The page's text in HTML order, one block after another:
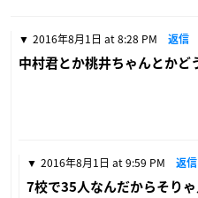
2016年8月1日 at 8:28 PM 返信
中村君とか桃井ちゃんとか
2016年8月1日 at 9:59 PM 返信
7校で35人なんだからそり